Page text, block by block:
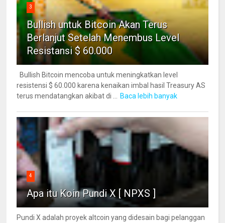
3
Bullish untuk Bitcoin Akan Terus
Berlanjut Setelah Menembus Level
Resistansi $ 60.000
Bullish Bitcoin mencoba untuk meningkatkan level
resistensi $ 60.000 karena kenaikan imbal hasil Treasury AS
terus mendatangkan akibat di ...
Baca lebih banyak
4
Apa itu Koin Pundi X [ NPXS ]
Pundi X adalah proyek altcoin yang didesain bagi pelanggan